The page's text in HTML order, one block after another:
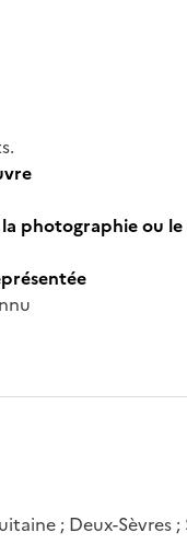
photographie ou
; Deux-Sèvres